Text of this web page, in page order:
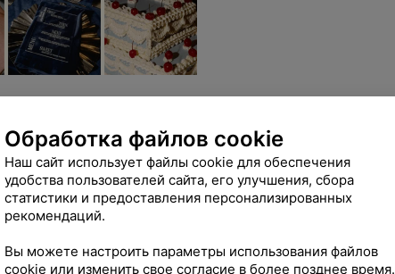
, Чайная церемония
Обработка файлов cookie
Наш сайт использует файлы cookie для обеспечения
удобства пользователей сайта, его улучшения, сбора
статистики и предоставления персонализированных
рекомендаций.
Вы можете настроить параметры использования файлов
cookie или изменить свое согласие в более позднее время.